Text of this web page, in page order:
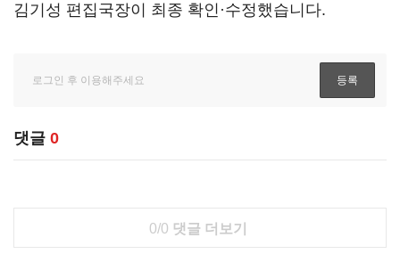
김기성 편집국장이 최종 확인·수정했습니다.
댓글 0
0/0 댓글 더보기